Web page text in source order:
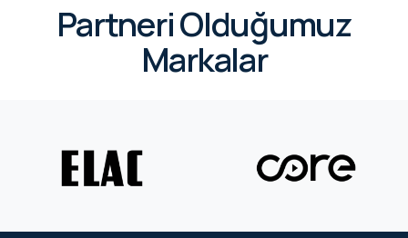
RHOMBUS
Partneri Olduğumuz
Markalar